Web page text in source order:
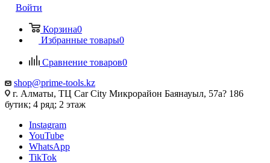
Войти
Корзина0
Избранные товары0
Сравнение товаров0
shop@prime-tools.kz
г. Алматы, ТЦ Car City​ ​Микрорайон Баянауыл, 57а? ​186
бутик; 4 ряд; 2 этаж
Instagram
YouTube
WhatsApp
TikTok